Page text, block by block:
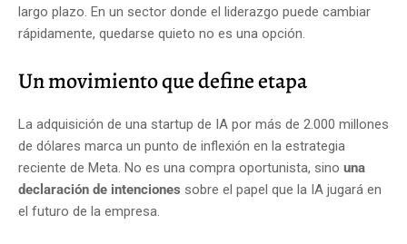
largo plazo. En un sector donde el liderazgo puede cambiar
rápidamente, quedarse quieto no es una opción.
Un movimiento que define etapa
La adquisición de una startup de IA por más de 2.000 millones
de dólares marca un punto de inflexión en la estrategia
reciente de Meta. No es una compra oportunista, sino una
declaración de intenciones sobre el papel que la IA jugará en
el futuro de la empresa.